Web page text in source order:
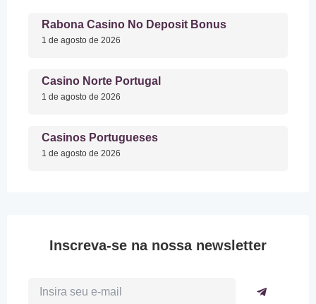
Rabona Casino No Deposit Bonus
1 de agosto de 2026
Casino Norte Portugal
1 de agosto de 2026
Casinos Portugueses
1 de agosto de 2026
Inscreva-se na nossa newsletter